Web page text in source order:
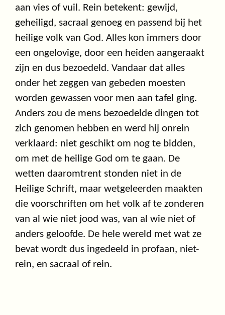
aan vies of vuil. Rein betekent: gewijd,
geheiligd, sacraal genoeg en passend bij het
heilige volk van God. Alles kon immers door
een ongelovige, door een heiden aangeraakt
zijn en dus bezoedeld. Vandaar dat alles
onder het zeggen van gebeden moesten
worden gewassen voor men aan tafel ging.
Anders zou de mens bezoedelde dingen tot
zich genomen hebben en werd hij onrein
verklaard: niet geschikt om nog te bidden,
om met de heilige God om te gaan. De
wetten daaromtrent stonden niet in de
Heilige Schrift, maar wetgeleerden maakten
die voorschriften om het volk af te zonderen
van al wie niet jood was, van al wie niet of
anders geloofde. De hele wereld met wat ze
bevat wordt dus ingedeeld in profaan, niet-
rein, en sacraal of rein.